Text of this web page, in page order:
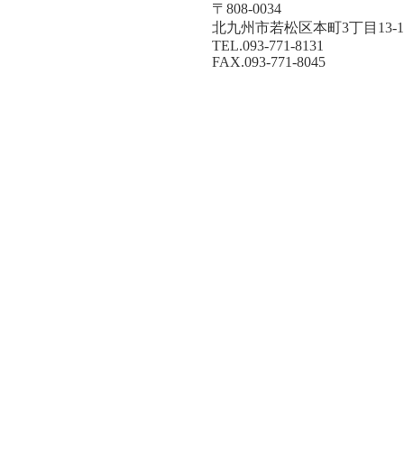
〒808-0034
北九州市若松区本町3丁目13-1
TEL.093-771-8131
FAX.093-771-8045